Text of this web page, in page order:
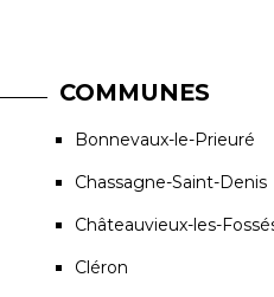
COMMUNES
Bonnevaux-le-Prieuré
Chassagne-Saint-Denis
Châteauvieux-les-
Cléron